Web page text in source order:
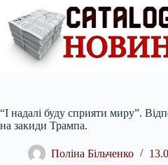
вмісту
“І надалі буду сприяти миру”.
на закиди Трампа.
Поліна Більченко